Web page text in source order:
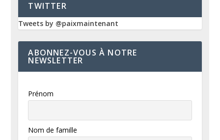
TWITTER
Tweets by @paixmaintenant
ABONNEZ-VOUS À NOTRE
NEWSLETTER
Prénom
Nom de famille